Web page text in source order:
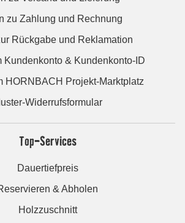
zu Zahlung und Rechnung
Rückgabe und Reklamation
Kundenkonto & Kundenkonto-ID
HORNBACH Projekt-Marktplatz
Widerrufsformular
Top-Services
Dauertiefpreis
& Abholen
Holzzuschnitt